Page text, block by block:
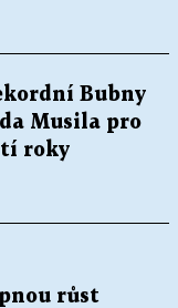
Bubny
Musila pro
roky
růst